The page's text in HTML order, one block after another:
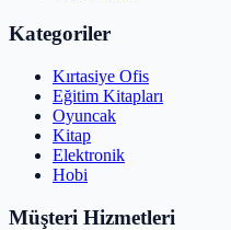
Kategoriler
Kırtasiye Ofis
Eğitim Kitapları
Oyuncak
Kitap
Elektronik
Hobi
Müşteri Hizmetleri